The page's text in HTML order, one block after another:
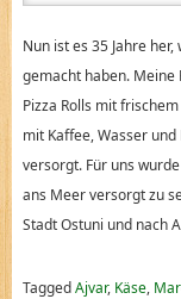
Nun ist es 35 Jahre
gemacht haben. Meine
Pizza Rolls mit
mit Kaffee, Wasser
versorgt. Für uns
ans Meer versorgt zu
Stadt Ostuni und nach
TaggedAjvar, Käse,